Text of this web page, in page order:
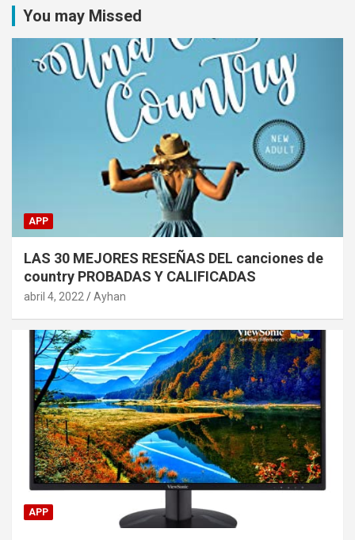
You may Missed
APP
LAS 30 MEJORES RESEÑAS DEL canciones de
country PROBADAS Y CALIFICADAS
abril 4, 2022 Ayhan
APP